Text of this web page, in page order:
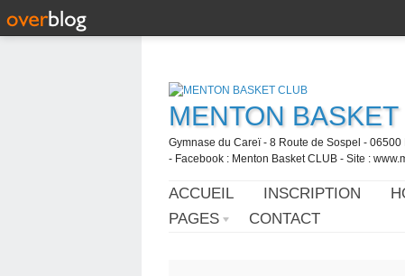
MENTON
Gymnase du Careï - 8 Route de Sospel -
- Facebook : Menton Basket CLUB - Site :
ACCUEIL INSCRIPTION
PAGES
CONTACT